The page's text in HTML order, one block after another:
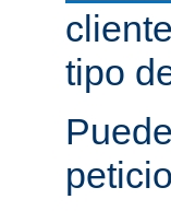
tipo